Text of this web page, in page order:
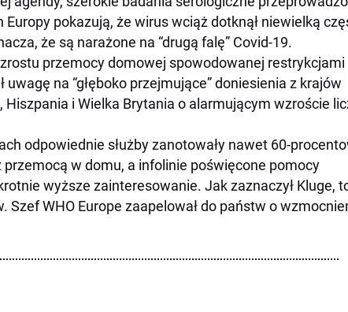
pokazują, że wirus wciąż dotknął niewielką
że są narażone na “drugą falę” Covid-19.
przemocy domowej spowodowanej restrykcjami
na “głęboko przejmujące” doniesienia z krajów
Hiszpania i Wielka Brytania o alarmującym wzroście
odpowiednie służby zanotowały nawet 60-
w domu, a infolinie poświęcone pomocy
wyższe zainteresowanie. Jak zaznaczył Kluge,
Szef WHO Europe zaapelował do państw o